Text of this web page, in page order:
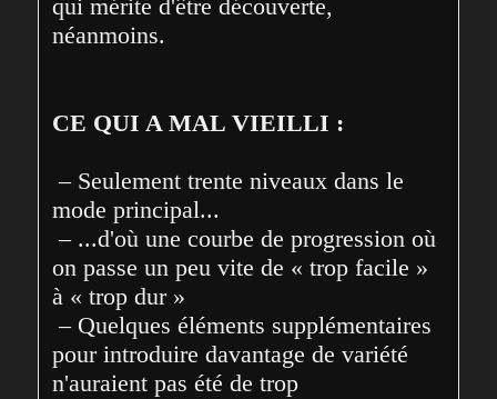
qui mérite d'être découverte,
néanmoins.
CE QUI A MAL VIEILLI :
– Seulement trente niveaux dans le
mode principal...
– ...d'où une courbe de progression où
on passe un peu vite de « trop facile »
à « trop dur »
– Quelques éléments supplémentaires
pour introduire davantage de variété
n'auraient pas été de trop